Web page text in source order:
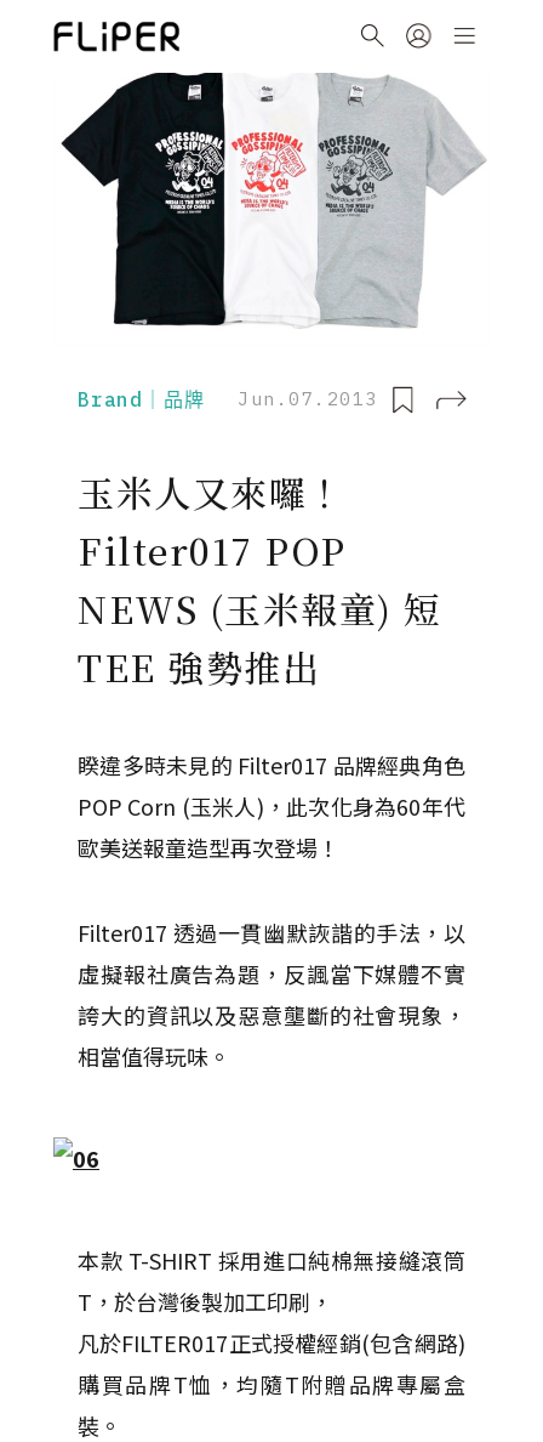
Brand｜品牌 Jun.07.2013
玉米人又來囉！
Filter017 POP
NEWS (玉米報童) 短
TEE 強勢推出
睽違多時未見的 Filter017 品牌經典角色
POP Corn (玉米人)，此次化身為60年代
歐美送報童造型再次登場！
Filter017 透過一貫幽默詼諧的手法，以
虛擬報社廣告為題，反諷當下媒體不實
誇大的資訊以及惡意壟斷的社會現象，
相當值得玩味。
本款 T-SHIRT 採用進口純棉無接縫滾筒
T，於台灣後製加工印刷，
凡於FILTER017正式授權經銷(包含網路)
購買品牌T恤，均隨T附贈品牌專屬盒
裝。